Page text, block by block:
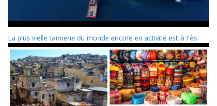
La plus vielle tannerie du monde encore en activité est à Fès